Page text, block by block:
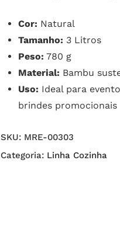
Cor: Natural
Tamanho: 3 Litros
Peso: 780 g
Material: Bambu
Uso: Ideal para
brindes promocionais
SKU: MRE-00303
Categoria: Linha Cozinha